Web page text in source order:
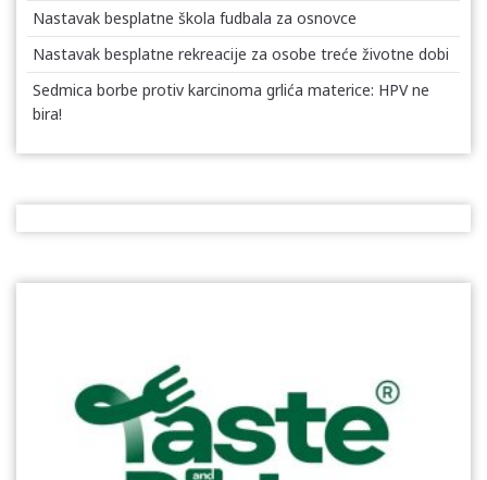
Nastavak besplatne škola fudbala za osnovce
Nastavak besplatne rekreacije za osobe treće životne dobi
Sedmica borbe protiv karcinoma grlića materice: HPV ne
bira!